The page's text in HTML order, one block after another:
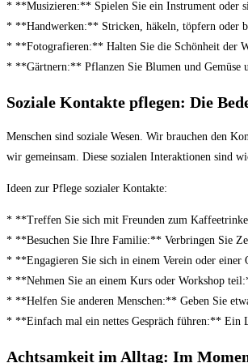
* **Musizieren:** Spielen Sie ein Instrument oder
* **Handwerken:** Stricken, häkeln, töpfern oder
* **Fotografieren:** Halten Sie die Schönheit der
* **Gärtnern:** Pflanzen Sie Blumen und Gemüse
Soziale Kontakte pflegen: Die
Menschen sind soziale Wesen. Wir brauchen den
wir gemeinsam. Diese sozialen Interaktionen sind
Ideen zur Pflege sozialer Kontakte:
* **Treffen Sie sich mit Freunden zum
* **Besuchen Sie Ihre Familie:** Verbringen Sie
* **Engagieren Sie sich in einem Verein oder einer
* **Nehmen Sie an einem Kurs oder Workshop
* **Helfen Sie anderen Menschen:** Geben Sie
* **Einfach mal ein nettes Gespräch führen:** Ein
Achtsamkeit im Alltag: Im